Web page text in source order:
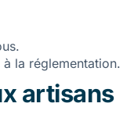
la réglementation.
artisans